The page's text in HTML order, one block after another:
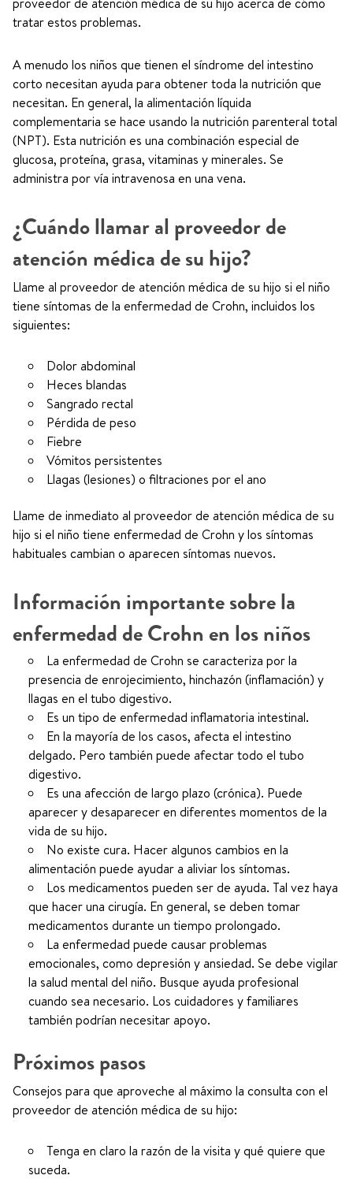
tratar estos problemas.
A menudo los niños que tienen el síndrome del intestino
corto necesitan ayuda para obtener toda la nutrición que
necesitan. En general, la alimentación líquida
complementaria se hace usando la nutrición parenteral total
(NPT). Esta nutrición es una combinación especial de
glucosa, proteína, grasa, vitaminas y minerales. Se
administra por vía intravenosa en una vena.
¿Cuándo llamar al proveedor de
atención médica de su hijo?
Llame al proveedor de atención médica de su hijo si el niño
tiene síntomas de la enfermedad de Crohn, incluidos los
siguientes:
Dolor abdominal
Heces blandas
Sangrado rectal
Pérdida de peso
Fiebre
Vómitos persistentes
Llagas (lesiones) o filtraciones por el ano
Llame de inmediato al proveedor de atención médica de su
hijo si el niño tiene enfermedad de Crohn y los síntomas
habituales cambian o aparecen síntomas nuevos.
Información importante sobre la
enfermedad de Crohn en los niños
La enfermedad de Crohn se caracteriza por la
presencia de enrojecimiento, hinchazón (inflamación) y
llagas en el tubo digestivo.
Es un tipo de enfermedad inflamatoria intestinal.
En la mayoría de los casos, afecta el intestino
delgado. Pero también puede afectar todo el tubo
digestivo.
Es una afección de largo plazo (crónica). Puede
aparecer y desaparecer en diferentes momentos de la
vida de su hijo.
No existe cura. Hacer algunos cambios en la
alimentación puede ayudar a aliviar los síntomas.
Los medicamentos pueden ser de ayuda. Tal vez haya
que hacer una cirugía. En general, se deben tomar
medicamentos durante un tiempo prolongado.
La enfermedad puede causar problemas
emocionales, como depresión y ansiedad. Se debe vigilar
la salud mental del niño. Busque ayuda profesional
cuando sea necesario. Los cuidadores y familiares
también podrían necesitar apoyo.
Próximos pasos
Consejos para que aproveche al máximo la consulta con el
proveedor de atención médica de su hijo:
Tenga en claro la razón de la visita y qué quiere que
suceda.